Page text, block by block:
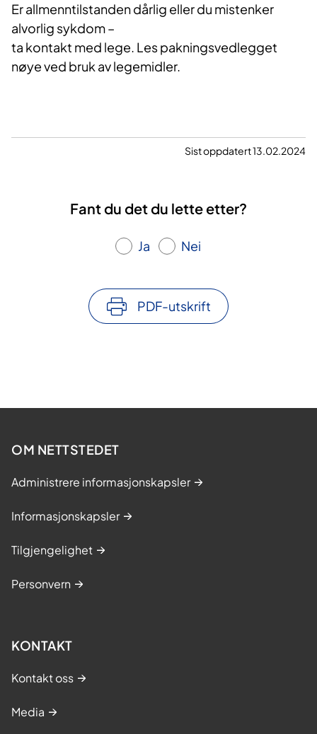
Er allmenntilstanden dårlig eller du mistenker
alvorlig sykdom –
ta kontakt med lege. Les pakningsvedlegget
nøye ved bruk av legemidler.
Sist oppdatert 13.02.2024
Fant du det du lette etter?
Ja Nei
PDF-utskrift
OM NETTSTEDET
Administrere informasjonskapsler
Informasjonskapsler
Tilgjengelighet
Personvern
KONTAKT
Kontakt oss
Media